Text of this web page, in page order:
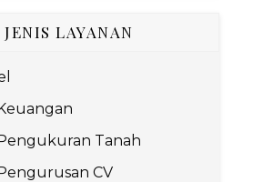
JENIS LAYANAN
Tanah
CV